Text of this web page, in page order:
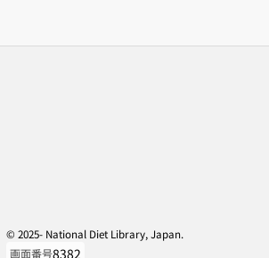
© 2025- National Diet Library, Japan.
画面番号8382